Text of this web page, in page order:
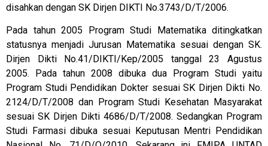
disahkan dengan SK Dirjen DIKTI No.3743/D/T/2006.
Pada tahun 2005 Program Studi Matematika ditingkatkan
statusnya menjadi Jurusan Matematika sesuai dengan SK.
Dirjen Dikti No.41/DIKTI/Kep/2005 tanggal 23 Agustus
2005. Pada tahun 2008 dibuka dua Program Studi yaitu
Program Studi Pendidikan Dokter sesuai SK Dirjen Dikti No.
2124/D/T/2008 dan Program Studi Kesehatan Masyarakat
sesuai SK Dirjen Dikti 4686/D/T/2008. Sedangkan Program
Studi Farmasi dibuka sesuai Keputusan Mentri Pendidikan